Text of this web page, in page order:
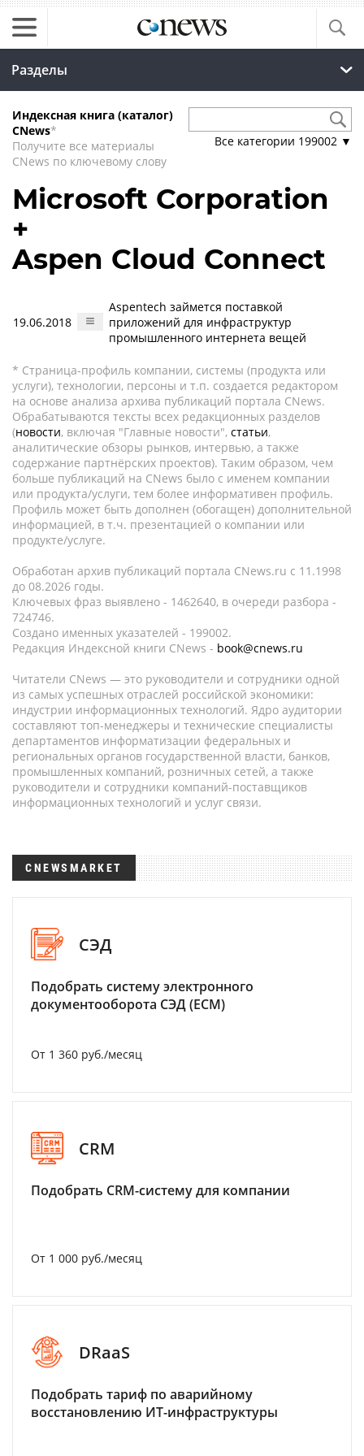
Разделы
Индексная книга (каталог)
CNews*
Получите все материалы
CNews по ключевому слову
Все категории 199002 ▼
Microsoft Corporation
+
Aspen Cloud Connect
19.06.2018
Aspentech займется поставкой
приложений для инфраструктур
промышленного интернета вещей
* Страница-профиль компании, системы (продукта или
услуги), технологии, персоны и т.п. создается редактором
на основе анализа архива публикаций портала CNews.
Обрабатываются тексты всех редакционных разделов
(новости, включая "Главные новости", статьи,
аналитические обзоры рынков, интервью, а также
содержание партнёрских проектов). Таким образом, чем
больше публикаций на CNews было с именем компании
или продукта/услуги, тем более информативен профиль.
Профиль может быть дополнен (обогащен) дополнительной
информацией, в т.ч. презентацией о компании или
продукте/услуге.
Обработан архив публикаций портала CNews.ru c 11.1998
до 08.2026 годы.
Ключевых фраз выявлено - 1462640, в очереди разбора -
724746.
Создано именных указателей - 199002.
Редакция Индексной книги CNews - book@cnews.ru
Читатели CNews — это руководители и сотрудники одной
из самых успешных отраслей российской экономики:
индустрии информационных технологий. Ядро аудитории
составляют топ-менеджеры и технические специалисты
департаментов информатизации федеральных и
региональных органов государственной власти, банков,
промышленных компаний, розничных сетей, а также
руководители и сотрудники компаний-поставщиков
информационных технологий и услуг связи.
CNEWSMARKET
СЭД
Подобрать систему электронного
документооборота СЭД (ECM)
От 1 360 руб./месяц
CRM
Подобрать CRM-систему для компании
От 1 000 руб./месяц
DRaaS
Подобрать тариф по аварийному
восстановлению ИТ-инфраструктуры